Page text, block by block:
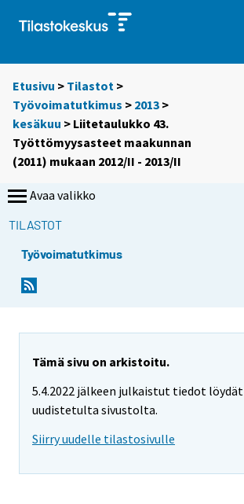
Etusivu > Tilastot >
Työvoimatutkimus > 2013 >
kesäkuu > Liitetaulukko 43.
Työttömyysasteet maakunnan
(2011) mukaan 2012/II - 2013/II
Avaa valikko
TILASTOT
Työvoimatutkimus
Tämä sivu on arkistoitu.
5.4.2022 jälkeen julkaistut tiedot löydät
uudistetulta sivustolta.
Siirry uudelle tilastosivulle